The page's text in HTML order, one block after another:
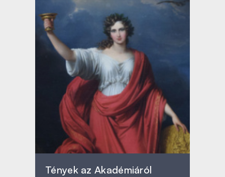
Tények az Akadémiáról